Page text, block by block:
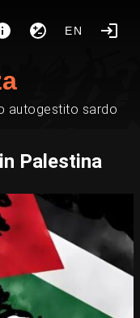
EN
autogestito sardo
Palestina